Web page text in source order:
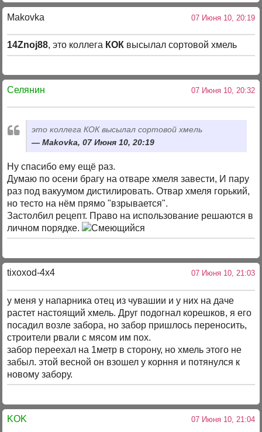
Makovka 07 Июня 10, 20:19
14Znoj88, это коллега КОК высылал сортовой хмель
Селянин 07 Июня 10, 20:32
это коллега КОК высылал сортовой хмель
Makovka, 07 Июня 10, 20:19
Ну спасибо ему ещё раз.
Думаю по осени брагу на отваре хмеля завести, И пару
раз под вакуумом дистилировать. Отвар хмеля горький,
но тесто на нём прямо "взрывается".
Застолбил рецепт. Право на использование решаются в
личном порядке.
tixoxod-4x4 07 Июня 10, 21:03
у меня у напарника отец из чувашии и у них на даче
растет настоящий хмель. Друг подогнал корешков, я его
посадил возле забора, но забор пришлось переносить,
строители рвали с мясом им пох.
забор переехал на 1метр в сторону, но хмель этого не
забыл. этой весной он взошел у корння и потянулся к
новому забору.
KOK 07 Июня 10, 21:04